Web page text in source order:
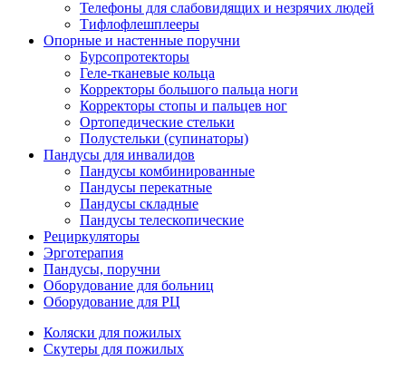
Телефоны для слабовидящих и незрячих людей
Тифлофлешплееры
Опорные и настенные поручни
Бурсопротекторы
Геле-тканевые кольца
Корректоры большого пальца ноги
Корректоры стопы и пальцев ног
Ортопедические стельки
Полустельки (супинаторы)
Пандусы для инвалидов
Пандусы комбинированные
Пандусы перекатные
Пандусы складные
Пандусы телескопические
Рециркуляторы
Эрготерапия
Пандусы, поручни
Оборудование для больниц
Оборудование для РЦ
Коляски для пожилых
Скутеры для пожилых